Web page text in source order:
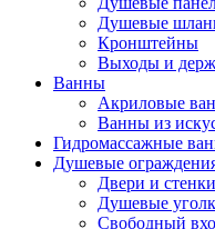
Душевые
Кронштейны
Выходы и
Ванны
Акриловые
Ванны из
Гидромассажные
Душевые
Двери и стенки
Душевые
Свободный